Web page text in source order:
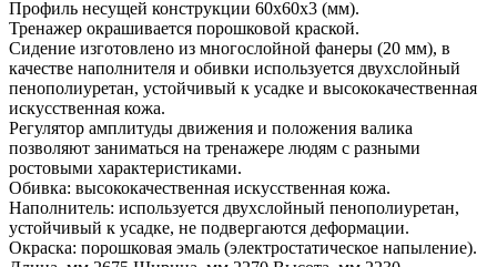
Профиль несущей конструкции 60х60х3 (мм).
Тренажер окрашивается порошковой краской.
Сидение изготовлено из многослойной фанеры (20 мм), в
качестве наполнителя и обивки используется двухслойный
пенополиуретан, устойчивый к усадке и высококачественная
искусственная кожа.
Регулятор амплитуды движения и положения валика
позволяют заниматься на тренажере людям с разными
ростовыми характеристиками.
Обивка: высококачественная искусственная кожа.
Наполнитель: используется двухслойный пенополиуретан,
устойчивый к усадке, не подвергаются деформации.
Окраска: порошковая эмаль (электростатическое напыление).